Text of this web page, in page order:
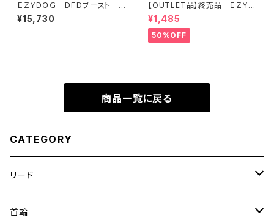
ＥＺＹＤＯＧ ＤＦＤブースト X
L (2色)
¥15,730
【OUTLET品】終売品 ＥＺＹＤ
ＯＧ ソフトトレーナーライト１２
０ｃｍ オレンジ
¥1,485
50%OFF
商品一覧に戻る
CATEGORY
リード
エッセンシャル
首輪